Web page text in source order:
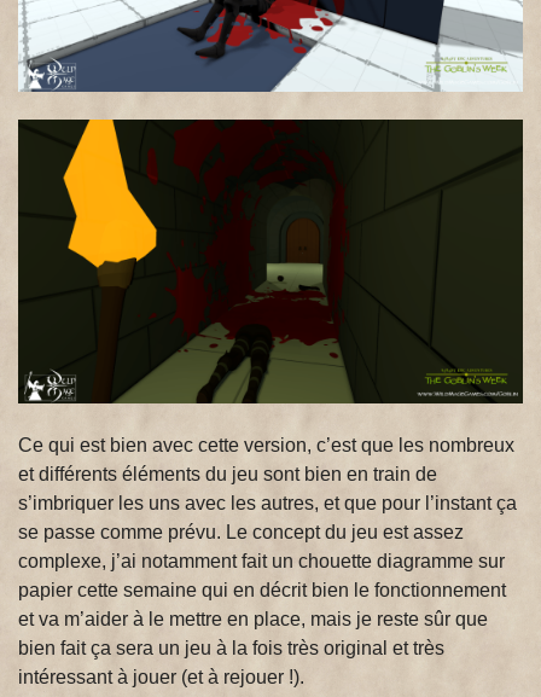
Ce qui est bien avec cette version, c’est que les nombreux
et différents éléments du jeu sont bien en train de
s’imbriquer les uns avec les autres, et que pour l’instant ça
se passe comme prévu. Le concept du jeu est assez
complexe, j’ai notamment fait un chouette diagramme sur
papier cette semaine qui en décrit bien le fonctionnement
et va m’aider à le mettre en place, mais je reste sûr que
bien fait ça sera un jeu à la fois très original et très
intéressant à jouer (et à rejouer !).